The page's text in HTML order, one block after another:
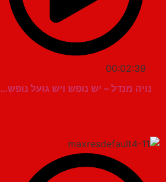
00:02:39
נויה מנדל – יש נופש ויש גועל נופש…